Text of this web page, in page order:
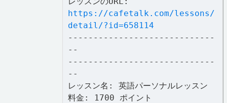
https://cafetalk.com/lessons/
detail/?id=658114
-----------------------------
--
-----------------------------
--
レッスン名: 英語パーソナルレッスン
料金: 1700 ポイント